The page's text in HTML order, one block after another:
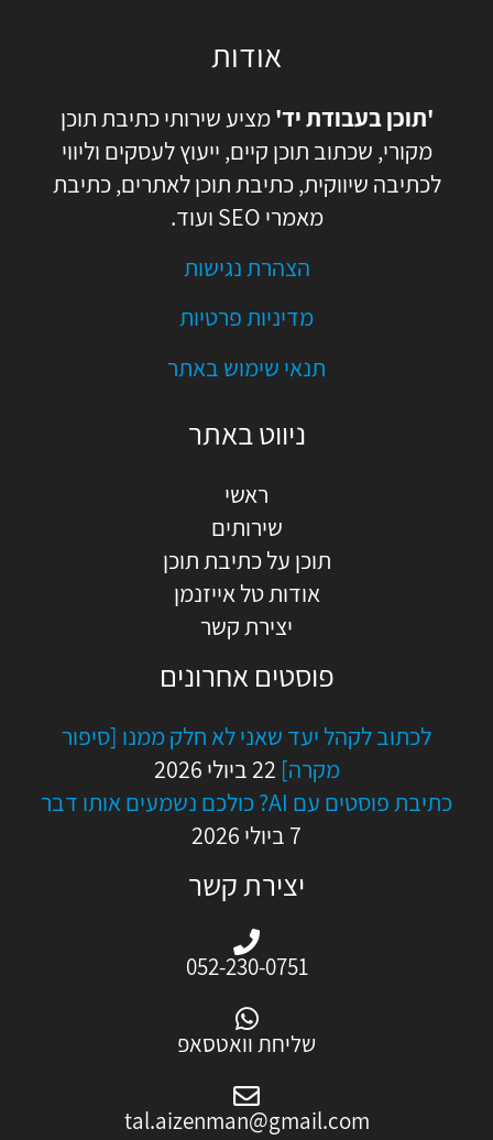
אודות
'תוכן בעבודת יד'מציע שירותי כתיבת תוכן
מקורי, שכתוב תוכן קיים, ייעוץ לעסקים וליווי
לכתיבה שיווקית, כתיבת תוכן לאתרים, כתיבת
מאמרי SEO ועוד.
הצהרת נגישות
מדיניות פרטיות
תנאי שימוש באתר
ניווט באתר
ראשי
שירותים
תוכן על כתיבת תוכן
אודות טל אייזנמן
יצירת קשר
פוסטים אחרונים
לכתוב לקהל יעד שאני לא חלק ממנו [סיפור
מקרה] 22 ביולי 2026
כתיבת פוסטים עם AI? כולכם נשמעים אותו דבר
7 ביולי 2026
יצירת קשר
052-230-0751
שליחת וואטסאפ
tal.aizenman@gmail.com